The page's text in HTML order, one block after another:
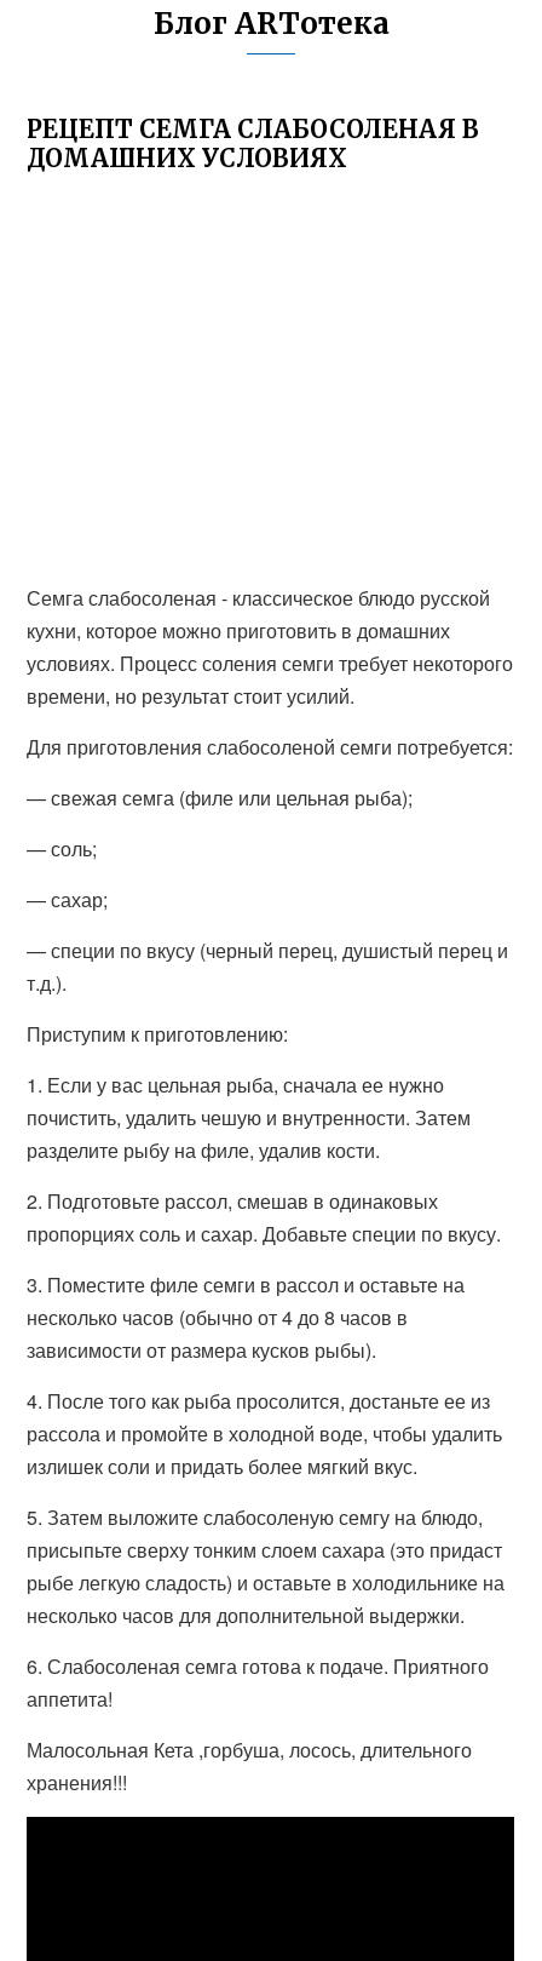
Блог ARTотека
РЕЦЕПТ СЕМГА СЛАБОСОЛЕНАЯ В
ДОМАШНИХ УСЛОВИЯХ
Семга слабосоленая - классическое блюдо русской
кухни, которое можно приготовить в домашних
условиях. Процесс соления семги требует некоторого
времени, но результат стоит усилий.
Для приготовления слабосоленой семги потребуется:
— свежая семга (филе или цельная рыба);
— соль;
— сахар;
— специи по вкусу (черный перец, душистый перец и
т.д.).
Приступим к приготовлению:
1. Если у вас цельная рыба, сначала ее нужно
почистить, удалить чешую и внутренности. Затем
разделите рыбу на филе, удалив кости.
2. Подготовьте рассол, смешав в одинаковых
пропорциях соль и сахар. Добавьте специи по вкусу.
3. Поместите филе семги в рассол и оставьте на
несколько часов (обычно от 4 до 8 часов в
зависимости от размера кусков рыбы).
4. После того как рыба просолится, достаньте ее из
рассола и промойте в холодной воде, чтобы удалить
излишек соли и придать более мягкий вкус.
5. Затем выложите слабосоленую семгу на блюдо,
присыпьте сверху тонким слоем сахара (это придаст
рыбе легкую сладость) и оставьте в холодильнике на
несколько часов для дополнительной выдержки.
6. Слабосоленая семга готова к подаче. Приятного
аппетита!
Малосольная Кета ,горбуша, лосось, длительного
хранения!!!